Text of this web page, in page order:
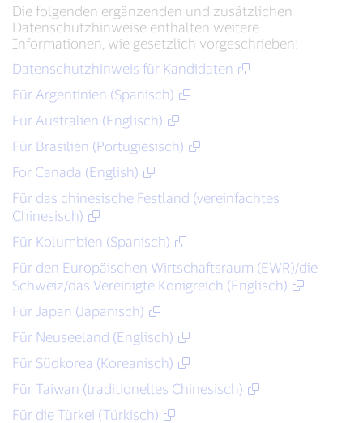
Die folgenden ergänzenden und zusätzlichen
Datenschutzhinweise enthalten weitere
Informationen, wie gesetzlich vorgeschrieben:
Datenschutzhinweis für Kandidaten
Für Argentinien (Spanisch)
Für Australien (Englisch)
Für Brasilien (Portugiesisch)
For Canada (English)
Für das chinesische Festland (vereinfachtes
Chinesisch)
Für Kolumbien (Spanisch)
Für den Europäischen Wirtschaftsraum (EWR)/die
Schweiz/das Vereinigte Königreich (Englisch)
Für Japan (Japanisch)
Für Neuseeland (Englisch)
Für Südkorea (Koreanisch)
Für Taiwan (traditionelles Chinesisch)
Für die Türkei (Türkisch)